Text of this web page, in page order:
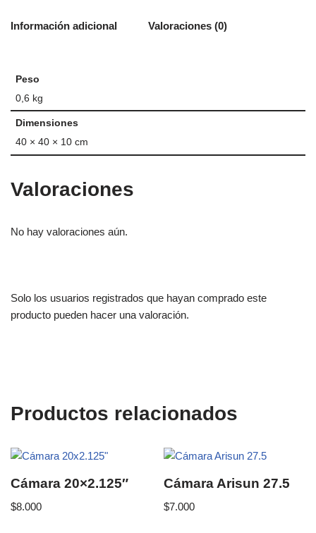
Información adicional Valoraciones (0)
Peso
0,6 kg
Dimensiones
40 × 40 × 10 cm
Valoraciones
No hay valoraciones aún.
Solo los usuarios registrados que hayan comprado este
producto pueden hacer una valoración.
Productos relacionados
Cámara 20×2.125″
$8.000
Cámara Arisun 27.5
$7.000